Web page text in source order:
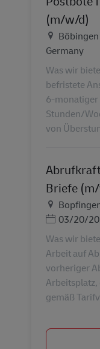
(m/w/d)
地点
Germany
Was wir
befristete
6-monatiger
Stunden/
von
Briefe
地点
Posted Date
03/20/
Was wir
Arbeit auf
vorheriger
gemäß